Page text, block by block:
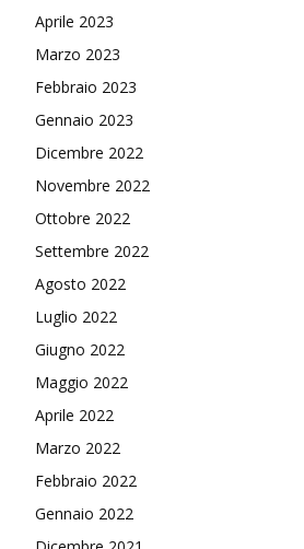
Aprile 2023
Marzo 2023
Febbraio 2023
Gennaio 2023
Dicembre 2022
Novembre 2022
Ottobre 2022
Settembre 2022
Agosto 2022
Luglio 2022
Giugno 2022
Maggio 2022
Aprile 2022
Marzo 2022
Febbraio 2022
Gennaio 2022